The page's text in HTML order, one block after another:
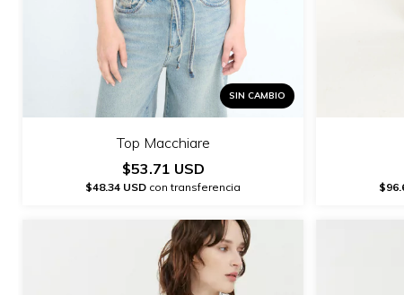
SIN CAMBIO
Top Macchiare
$53.71 USD
$48.34 USD con transferencia